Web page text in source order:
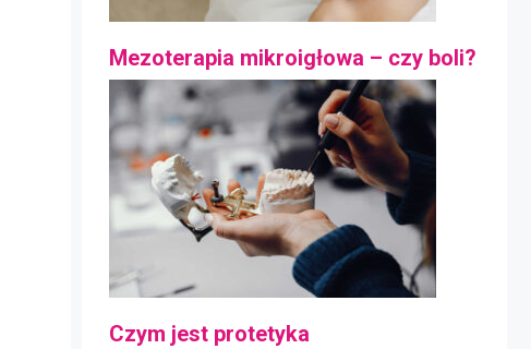
Mezoterapia mikroigłowa – czy boli?
Czym jest protetyka